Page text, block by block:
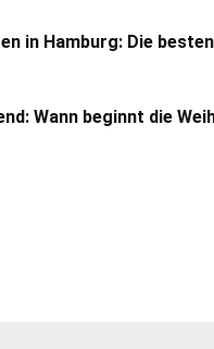
in Hamburg: Die
Wann beginnt die